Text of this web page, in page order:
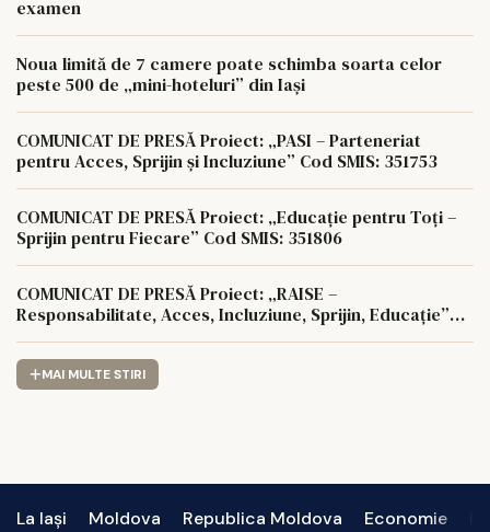
examen
Noua limită de 7 camere poate schimba soarta celor
peste 500 de „mini-hoteluri” din Iași
COMUNICAT DE PRESĂ Proiect: „PASI – Parteneriat
pentru Acces, Sprijin și Incluziune” Cod SMIS: 351753
COMUNICAT DE PRESĂ Proiect: „Educație pentru Toți –
Sprijin pentru Fiecare” Cod SMIS: 351806
COMUNICAT DE PRESĂ Proiect: „RAISE –
Responsabilitate, Acces, Incluziune, Sprijin, Educație”
MAI MULTE STIRI
La Iași Moldova Republica Moldova Economie